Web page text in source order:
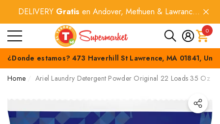
DELIVERY Gratis en Andover, Methuen & Lawrance
por compras$60+.
0
0
¿Donde estamos? 473 Haverhill St Lawrence, MA 01841,
Home Ariel Laundry Detergent Powder Original 22 Loads 35 Oz